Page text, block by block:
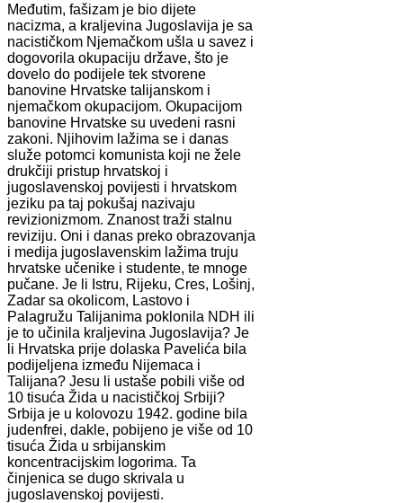
Međutim, fašizam je bio dijete
nacizma, a kraljevina Jugoslavija je sa
nacističkom Njemačkom ušla u savez i
dogovorila okupaciju države, što je
dovelo do podijele tek stvorene
banovine Hrvatske talijanskom i
njemačkom okupacijom. Okupacijom
banovine Hrvatske su uvedeni rasni
zakoni. Njihovim lažima se i danas
služe potomci komunista koji ne žele
drukčiji pristup hrvatskoj i
jugoslavenskoj povijesti i hrvatskom
jeziku pa taj pokušaj nazivaju
revizionizmom. Znanost traži stalnu
reviziju. Oni i danas preko obrazovanja
i medija jugoslavenskim lažima truju
hrvatske učenike i studente, te mnoge
pučane. Je li Istru, Rijeku, Cres, Lošinj,
Zadar sa okolicom, Lastovo i
Palagružu Talijanima poklonila NDH ili
je to učinila kraljevina Jugoslavija? Je
li Hrvatska prije dolaska Pavelića bila
podijeljena između Nijemaca i
Talijana? Jesu li ustaše pobili više od
10 tisuća Žida u nacističkoj Srbiji?
Srbija je u kolovozu 1942. godine bila
judenfrei, dakle, pobijeno je više od 10
tisuća Žida u srbijanskim
koncentracijskim logorima. Ta
činjenica se dugo skrivala u
jugoslavenskoj povijesti.